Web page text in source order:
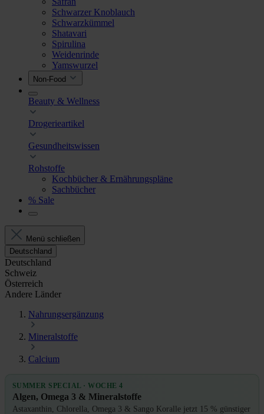
Schwarzer Knoblauch
Schwarzkümmel
Shatavari
Spirulina
Weidenrinde
Yamswurzel
Non-Food
Beauty & Wellness
Drogerieartikel
Gesundheitswissen
Rohstoffe
Kochbücher & Ernährungspläne
Sachbücher
% Sale
Menü schließen
Deutschland
Deutschland
Schweiz
Österreich
Andere Länder
Nahrungsergänzung
Mineralstoffe
Calcium
SUMMER SPECIAL · WOCHE 4
Algen, Omega 3 & Mineralstoffe
Astaxanthin, Chlorella, Omega 3 & Sango Koralle jetzt 15 % günstiger